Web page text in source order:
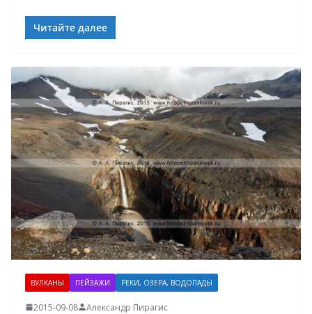
Читайте далее
ВУЛКАНЫ ПЕЙЗАЖИ РЕКИ, ОЗЕРА, ВОДОПАДЫ
2015-09-08 Александр Пирагис